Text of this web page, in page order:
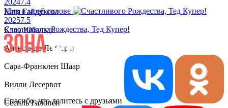
Катя Гайдукова
Клоэ Юбальди
Александр Ле Страт
Сара-Франклен Шаар
Вилли Лесервот
Сесиль Галопен
Мир в моей голове
20257.5
Счастливого Рождества, Тед Купер!
Спасибо, что делитесь с друзьями